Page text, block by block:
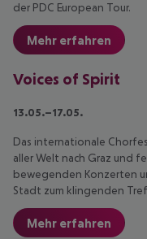
der PDC European Tour.
Mehr erfahren
Voices of Spirit
13.05.–17.05.
Das internationale
aller Welt nach Graz und
bewegenden Konzerten
Stadt zum klingenden
Mehr erfahren